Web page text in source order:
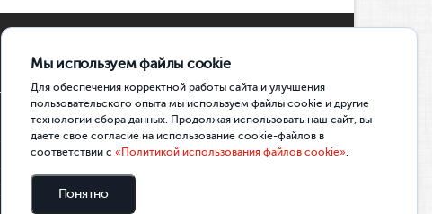
Социальные сети
ОФИЦИАЛЬНОЕ СООБЩЕСТВО ВК
ПРИЁМНАЯ КОМИССИЯ ВК
КЛТМС | МЕДИА. СОБЫТИЯ. ДРУЗЬЯ
TELEGRAM-КАНАЛ
Мы используем файлы cookie
Для обеспечения корректной работы сайта и улучшения
пользовательского опыта мы используем файлы cookie и другие
технологии сбора данных. Продолжая использовать наш сайт, вы
даете свое согласие на использование cookie-файлов в
соответствии с «Политикой использования файлов cookie».
Понятно